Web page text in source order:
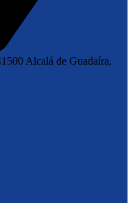
Alcalá de Guadaíra,